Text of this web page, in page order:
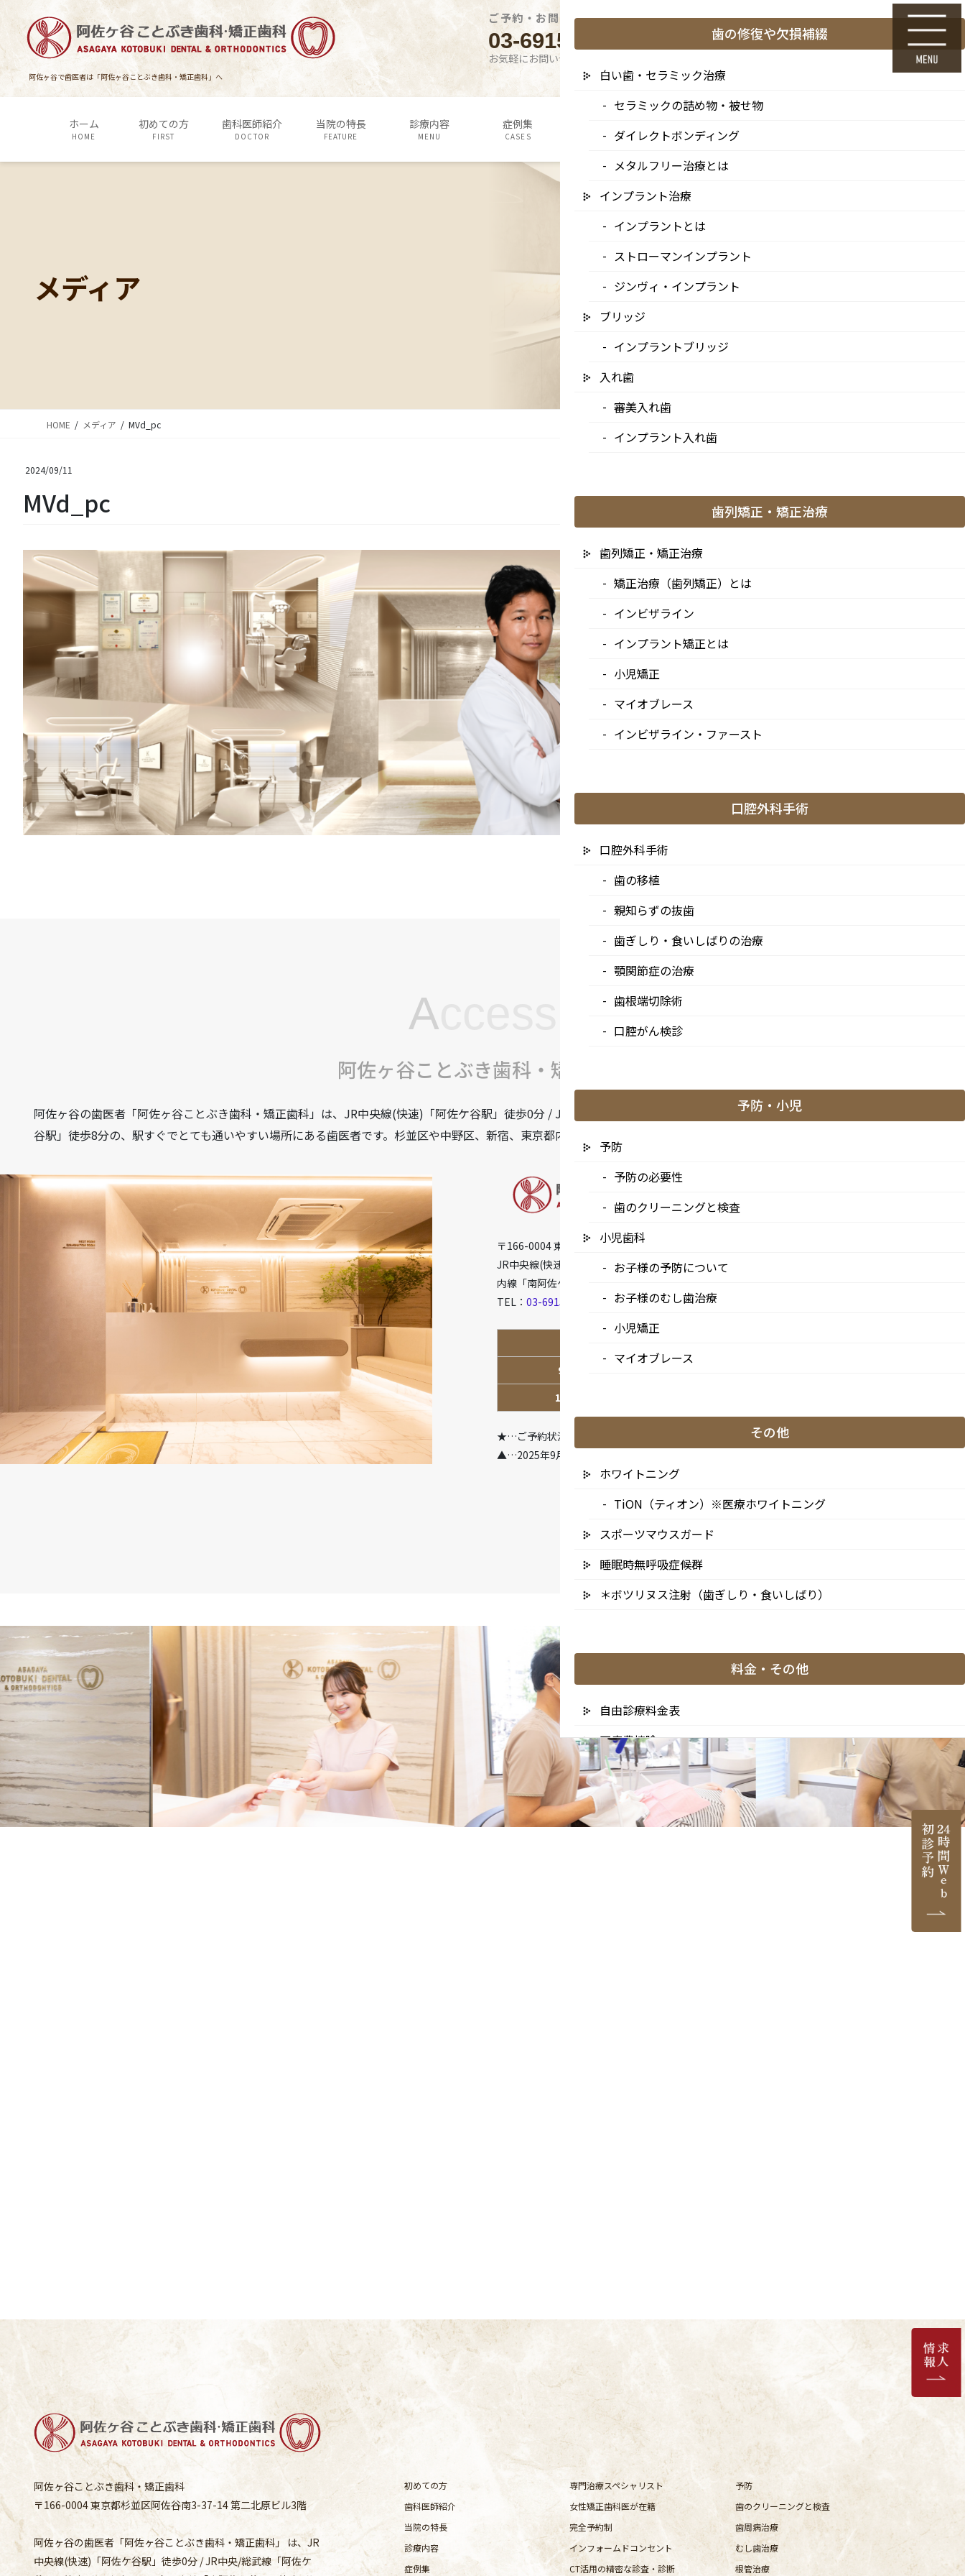
テ
ン
ツ
に
ゲ
ー
シ
ョ
動
阿佐ヶ谷で歯医者は「阿佐ヶ谷ことぶき歯科・矯正歯科」へ
ご予約・お問い合わせはこちら
03-6915-1315
お気軽にお問い合わせください
24時間Web初診予約
採用エントリー
ホーム
HOME
初めての方
FIRST
歯科医師紹介
DOCTOR
当院の特長
FEATURE
診療内容
MENU
症例集
CASES Q&A FEE
メディア
HOME メディア MVd_pc
2024/09/11
MVd_pc
A
阿佐ヶ谷ことぶき歯科・矯正歯科
阿佐ヶ谷の歯医者「阿佐ヶ谷ことぶき歯科・矯正歯科」は、JR中央線(快速)「阿佐ケ谷駅」徒歩0分 / JR中央/総武線「阿佐ケ谷駅」徒歩0分 / 東京メトロ丸ノ内線「南阿佐ケ
谷駅」徒歩8分の、駅すぐでとても通いやすい場所にある歯医者です。杉並区や中野区、新宿、東京都内、隣接県や遠方からも患者様に来院頂きやすい環境といえます。
〒166-0004 東京都杉並区阿佐谷南3-37-14 第二北原ビル3階
JR中央線(快速)「阿佐ケ谷駅」徒歩0分 / JR中央/総武線「阿佐ケ谷駅」徒歩0分 / 東京メトロ丸ノ
内線「南阿佐ケ谷駅」徒歩8分
TEL： 03-6915-1315
9:00-13:00
14:00-18:00
★…ご予約状況により診療を行わせて頂きます。
※休診日：火曜（9月より月2回）・日曜・祝日
▲…2025年9月より第2火曜日、第4火曜日は診療日となります。
阿佐ヶ谷ことぶき歯科・矯正歯科
〒166-0004 東京都杉並区阿佐谷南3-37-14 第二北原ビル3階
阿佐ヶ谷の歯医者「阿佐ヶ谷ことぶき歯科・矯正歯科」 は、JR
中央線(快速)「阿佐ケ谷駅」徒歩0分 / JR中央/総武線「阿佐ケ
初めての方
歯科医師紹介
当院の特長
診療内容
症例集
専門治療スペシャリスト
女性矯正歯科医が在籍
完全予約制
インフォームドコンセント
CT活用の精密な診査・診断
予防
歯のクリーニングと検査
歯周病治療
むし歯治療
根管治療
歯の修復や欠損補綴
白い歯・セラミック治療
セラミックの詰め物・被せ物
ダイレクトボンディング
メタルフリー治療とは
インプラント治療
インプラントとは
ストローマンインプラント
ジンヴィ・インプラント
ブリッジ
インプラントブリッジ
入れ歯
審美入れ歯
インプラント入れ歯
歯列矯正・矯正治療
歯列矯正・矯正治療
矯正治療（歯列矯正）とは
インビザライン
インプラント矯正とは
小児矯正
マイオブレース
インビザライン・ファースト
口腔外科手術
口腔外科手術
歯の移植
親知らずの抜歯
歯ぎしり・食いしばりの治療
顎関節症の治療
歯根端切除術
口腔がん検診
予防・小児
予防
予防の必要性
歯のクリーニングと検査
小児歯科
お子様の予防について
お子様のむし歯治療
小児矯正
マイオブレース
その他
ホワイトニング
TiON（ティオン）※医療ホワイトニング
スポーツマウスガード
睡眠時無呼吸症候群
＊ボツリヌス注射（歯ぎしり・食いしばり）
料金・その他
自由診療料金表
医療費控除
リスクと副作用
未承認医薬品等の明示（薬機法）